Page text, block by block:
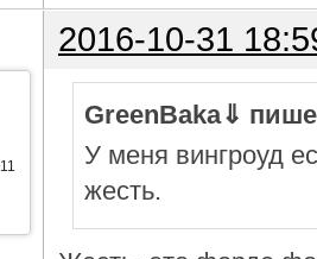
2016-10-31
GreenBaka⇓
У меня вингроуд
жесть.